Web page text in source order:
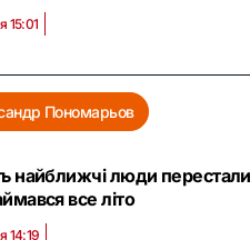
15:01
Пономарьов
найближчі люди
все літо
14:19